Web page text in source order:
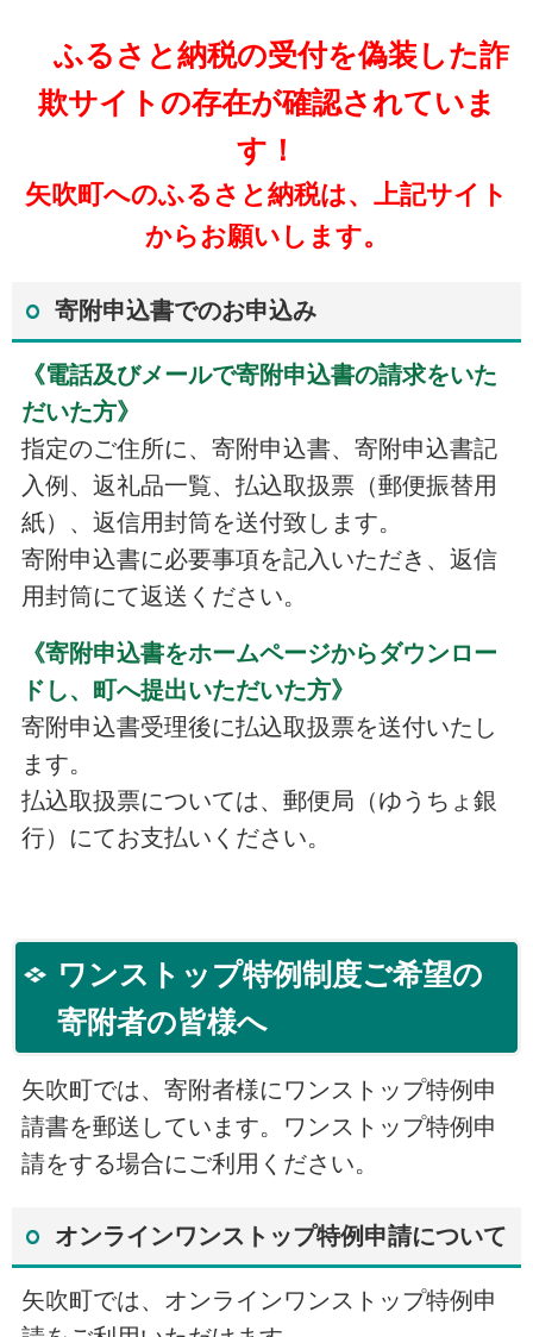
ふるさと納税の受付を偽装した詐
欺サイトの存在が確認されていま
す！
矢吹町へのふるさと納税は、上記サイト
からお願いします。
寄附申込書でのお申込み
《電話及びメールで寄附申込書の請求をいた
だいた方》
指定のご住所に、寄附申込書、寄附申込書記
入例、返礼品一覧、払込取扱票（郵便振替用
紙）、返信用封筒を送付致します。
寄附申込書に必要事項を記入いただき、返信
用封筒にて返送ください。
《寄附申込書をホームページからダウンロー
ドし、町へ提出いただいた方》
寄附申込書受理後に払込取扱票を送付いたし
ます。
払込取扱票については、郵便局（ゆうちょ銀
行）にてお支払いください。
ワンストップ特例制度ご希望の
寄附者の皆様へ
矢吹町では、寄附者様にワンストップ特例申
請書を郵送しています。ワンストップ特例申
請をする場合にご利用ください。
オンラインワンストップ特例申請について
矢吹町では、オンラインワンストップ特例申